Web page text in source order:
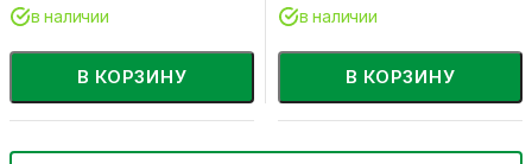
В КОРЗИНУ
в наличии
В КОРЗИНУ
в наличии